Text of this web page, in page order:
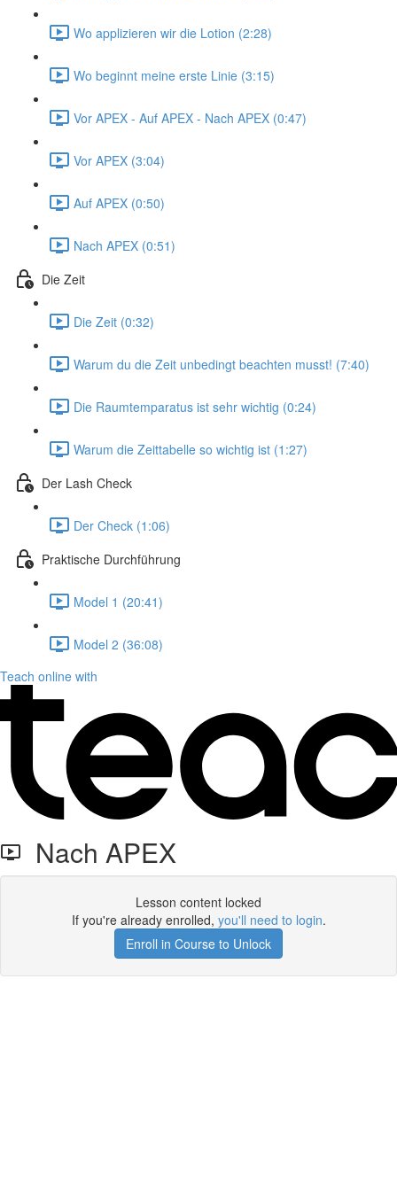
Wo applizieren wir die Lotion (2:28)
Wo beginnt meine erste Linie (3:15)
Vor APEX - Auf APEX - Nach APEX (0:47)
Vor APEX (3:04)
Auf APEX (0:50)
Nach APEX (0:51)
Die Zeit
Die Zeit (0:32)
Warum du die Zeit unbedingt beachten musst! (7:40)
Die Raumtemparatus ist sehr wichtig (0:24)
Warum die Zeittabelle so wichtig ist (1:27)
Der Lash Check
Der Check (1:06)
Praktische Durchführung
Model 1 (20:41)
Model 2 (36:08)
Teach online with
Nach APEX
Lesson content locked
If you're already enrolled, you'll need to login.
Enroll in Course to Unlock